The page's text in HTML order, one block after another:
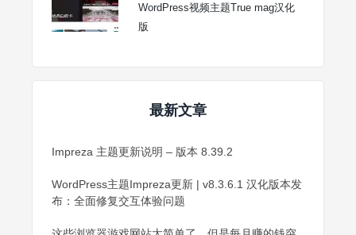
WordPress视频主题True mag汉化
版
最新文章
Impreza 主题更新说明 – 版本 8.39.2
WordPress主题Impreza更新 | v8.3.6.1 汉化版本发
布：全面修复交互体验问题